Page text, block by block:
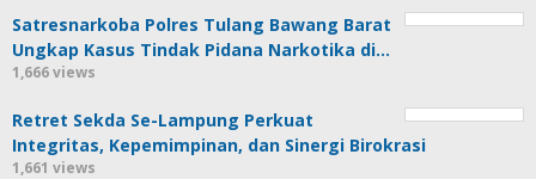
Satresnarkoba Polres Tulang Bawang Barat
Ungkap Kasus Tindak Pidana Narkotika di…
1,666 views
Retret Sekda Se-Lampung Perkuat
Integritas, Kepemimpinan, dan Sinergi Birokrasi
1,661 views